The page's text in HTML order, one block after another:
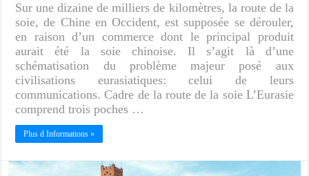
Sur une dizaine de milliers de kilomètres, la route de la
soie, de Chine en Occident, est supposée se dérouler,
en raison d’un commerce dont le principal produit
aurait été la soie chinoise. Il s’agit là d’une
schématisation du problème majeur posé aux
civilisations eurasiatiques: celui de leurs
communications. Cadre de la route de la soie L’Eurasie
comprend trois poches …
Plus d Informations »